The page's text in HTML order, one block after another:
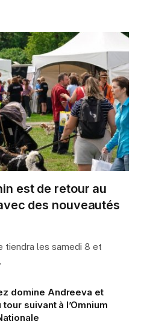
est de retour au
des nouveautés
tiendra les samedi 8 et
domine Andreeva et
suivant à l’Omnium